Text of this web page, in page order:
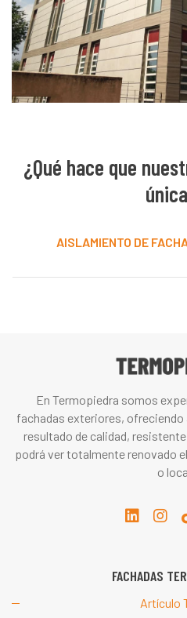
¿Qué hace que
AISLAMIENTO DE
En Termopiedra somos
fachadas exteriores,
resultado de calidad,
podrá ver totalmente renovado
o
FACHADAS
Artículo